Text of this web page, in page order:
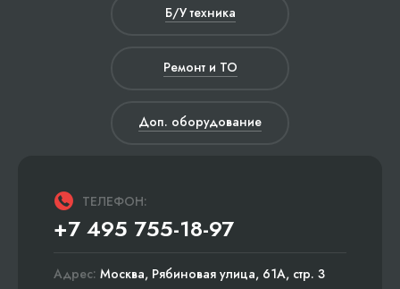
Б/У техника
Ремонт и ТО
Доп. оборудование
ТЕЛЕФОН:
+7 495 755-18-97
Адрес: Москва, Рябиновая улица, 61А, стр. 3